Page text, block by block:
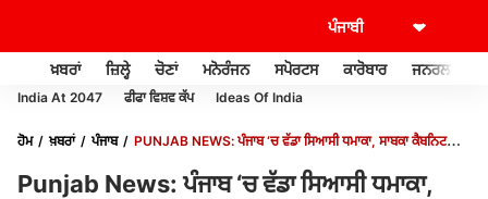
ਖ਼ਬਰਾਂ ਜ਼ਿਲ੍ਹੇ ਚੋਣਾਂ ਮਨੋਰੰਜਨ ਸਪੋਰਟਸ ਕਾਰੋਬਾਰ ਜਨਰਲ ਨੌਲਜ
India At 2047 ਫੀਫਾ ਵਿਸ਼ਵ ਕੱਪ Ideas Of India
ਹੋਮ ਖ਼ਬਰਾਂ ਪੰਜਾਬ
PUNJAB NEWS: ਪੰਜਾਬ ‘ਚ ਵੱਡਾ ਸਿਆਸੀ ਧਮਾਕਾ, ਸਾਬਕਾ ਕੈਬਨਿਟ
Punjab News: ਪੰਜਾਬ ‘ਚ ਵੱਡਾ ਸਿਆਸੀ ਧਮਾਕਾ,